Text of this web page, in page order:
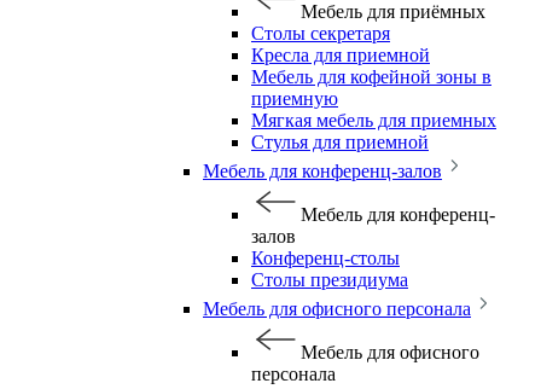
Мебель для приёмных
Столы секретаря
Кресла для приемной
Мебель для кофейной зоны в
приемную
Мягкая мебель для приемных
Стулья для приемной
Мебель для конференц-залов
Мебель для конференц-
залов
Конференц-столы
Столы президиума
Мебель для офисного персонала
Мебель для офисного
персонала